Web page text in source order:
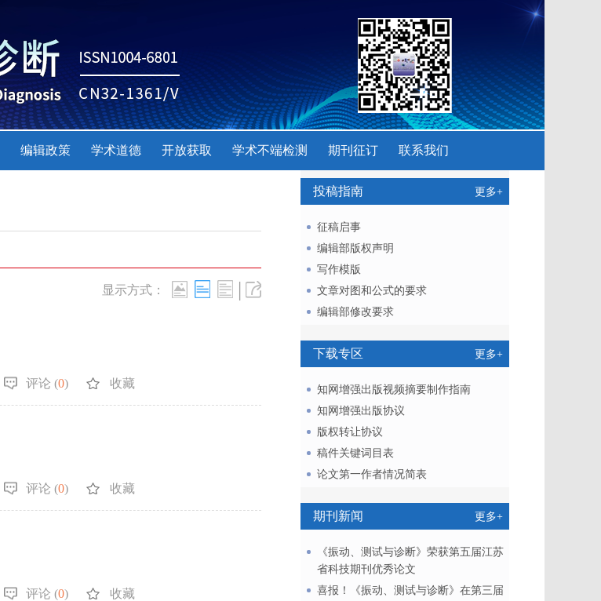
编辑政策 学术道德 开放获取 学术不端检测 期刊征订 联系我们
显示方式： |
评论 (0) 收藏
评论 (0) 收藏
评论 (0) 收藏
投稿指南 更多+
征稿启事
编辑部版权声明
写作模版
文章对图和公式的要求
编辑部修改要求
下载专区 更多+
知网增强出版视频摘要制作指南
知网增强出版协议
版权转让协议
稿件关键词目表
论文第一作者情况简表
期刊新闻 更多+
《振动、测试与诊断》荣获第五届江苏
省科技期刊优秀论文
喜报！《振动、测试与诊断》在第三届